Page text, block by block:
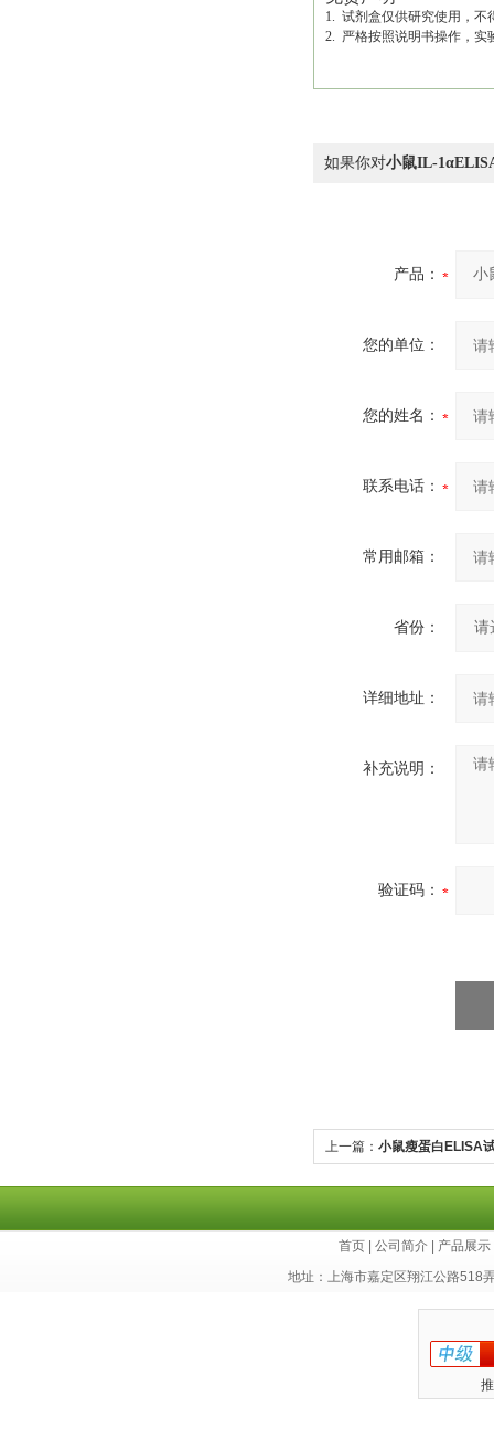
1. 试剂盒仅供研究使用，不
2. 严格按照说明书操作，实
如果你对小鼠IL-
产品：
您的单位：
您的姓名：
联系电话：
常用邮箱：
省份：
详细地址：
补充说明：
验证码：
上一篇： 小鼠瘦蛋白ELISA
首页 公司简介 产品展示
地址：上海市嘉定区翔江公路518